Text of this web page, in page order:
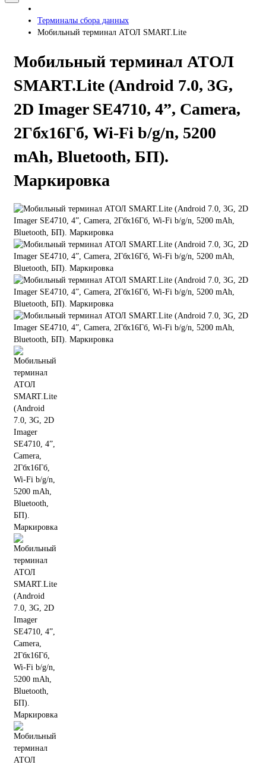
Терминалы сбора данных
Мобильный терминал АТОЛ SMART.Lite
Мобильный терминал АТОЛ
SMART.Lite (Android 7.0, 3G,
2D Imager SE4710, 4”, Camera,
2Гбх16Гб, Wi-Fi b/g/n, 5200
mAh, Bluetooth, БП).
Маркировка